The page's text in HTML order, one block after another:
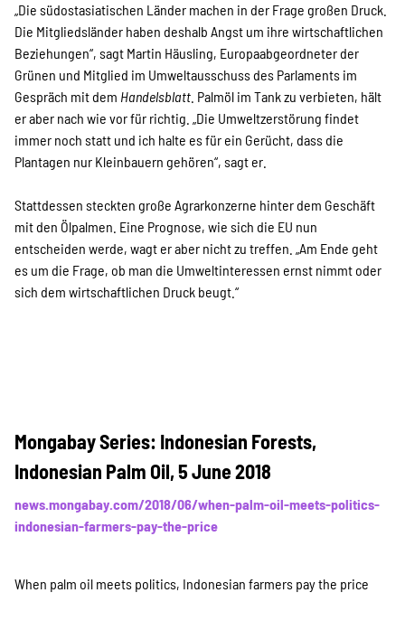
„Die südostasiatischen Länder machen in der Frage großen Druck.
Die Mitgliedsländer haben deshalb Angst um ihre wirtschaftlichen
Beziehungen“, sagt Martin Häusling, Europaabgeordneter der
Grünen und Mitglied im Umweltausschuss des Parlaments im
Gespräch mit dem Handelsblatt . Palmöl im Tank zu verbieten, hält
er aber nach wie vor für richtig. „Die Umweltzerstörung findet
immer noch statt und ich halte es für ein Gerücht, dass die
Plantagen nur Kleinbauern gehören“, sagt er.
Stattdessen steckten große Agrarkonzerne hinter dem Geschäft
mit den Ölpalmen. Eine Prognose, wie sich die EU nun
entscheiden werde, wagt er aber nicht zu treffen. „Am Ende geht
es um die Frage, ob man die Umweltinteressen ernst nimmt oder
sich dem wirtschaftlichen Druck beugt.“
Mongabay Series: Indonesian Forests,
Indonesian Palm Oil, 5 June 2018
news.mongabay.com/2018/06/when-palm-oil-meets-politics-
indonesian-farmers-pay-the-price
When palm oil meets politics, Indonesian farmers pay the price